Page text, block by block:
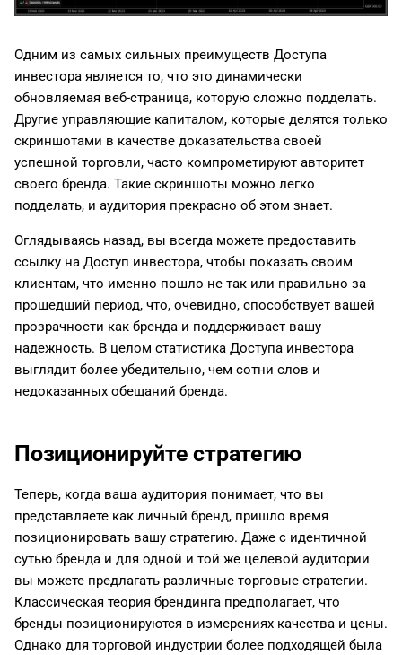
Одним из самых сильных преимуществ Доступа
инвестора является то, что это динамически
обновляемая веб-страница, которую сложно подделать.
Другие управляющие капиталом, которые делятся только
скриншотами в качестве доказательства своей
успешной торговли, часто компрометируют авторитет
своего бренда. Такие скриншоты можно легко
подделать, и аудитория прекрасно об этом знает.
Оглядываясь назад, вы всегда можете предоставить
ссылку на Доступ инвестора, чтобы показать своим
клиентам, что именно пошло не так или правильно за
прошедший период, что, очевидно, способствует вашей
прозрачности как бренда и поддерживает вашу
надежность. В целом статистика Доступа инвестора
выглядит более убедительно, чем сотни слов и
недоказанных обещаний бренда.
Позиционируйте стратегию
Теперь, когда ваша аудитория понимает, что вы
представляете как личный бренд, пришло время
позиционировать вашу стратегию. Даже с идентичной
сутью бренда и для одной и той же целевой аудитории
вы можете предлагать различные торговые стратегии.
Классическая теория брендинга предполагает, что
бренды позиционируются в измерениях качества и цены.
Однако для торговой индустрии более подходящей была